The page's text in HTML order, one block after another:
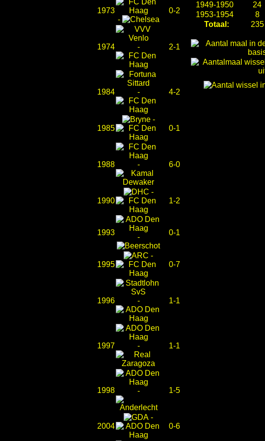
1973
-
0-2
1974 - 2-1
1984 - 4-2
1985
-
0-1
1988 - 6-0
1990
-
1-2
1993
-
0-1
1995
-
0-7
1996 - 1-1
1997 - 1-1
1998 - 1-5
2004
-
0-6
1949-1950
24
1953-1954
8
Totaal:
235